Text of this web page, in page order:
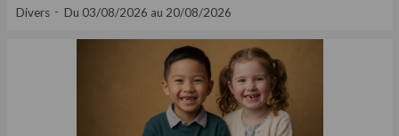
Divers Du 03/08/2026 au 20/08/2026